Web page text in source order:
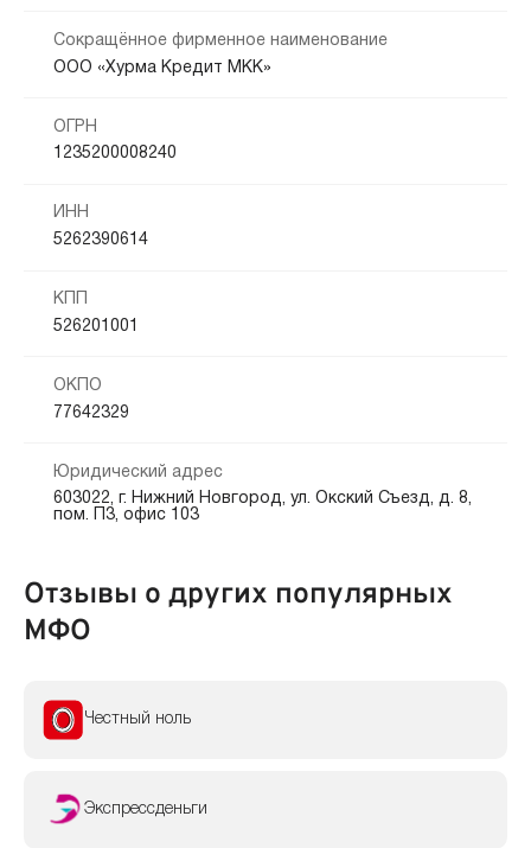
Сокращённое фирменное наименование
ООО «Хурма Кредит МКК»
ОГРН
1235200008240
ИНН
5262390614
КПП
526201001
ОКПО
77642329
Юридический адрес
603022, г. Нижний Новгород, ул. Окский Съезд, д. 8,
пом. П3, офис 103
Отзывы о других популярных
МФО
Честный ноль
Экспрессденьги